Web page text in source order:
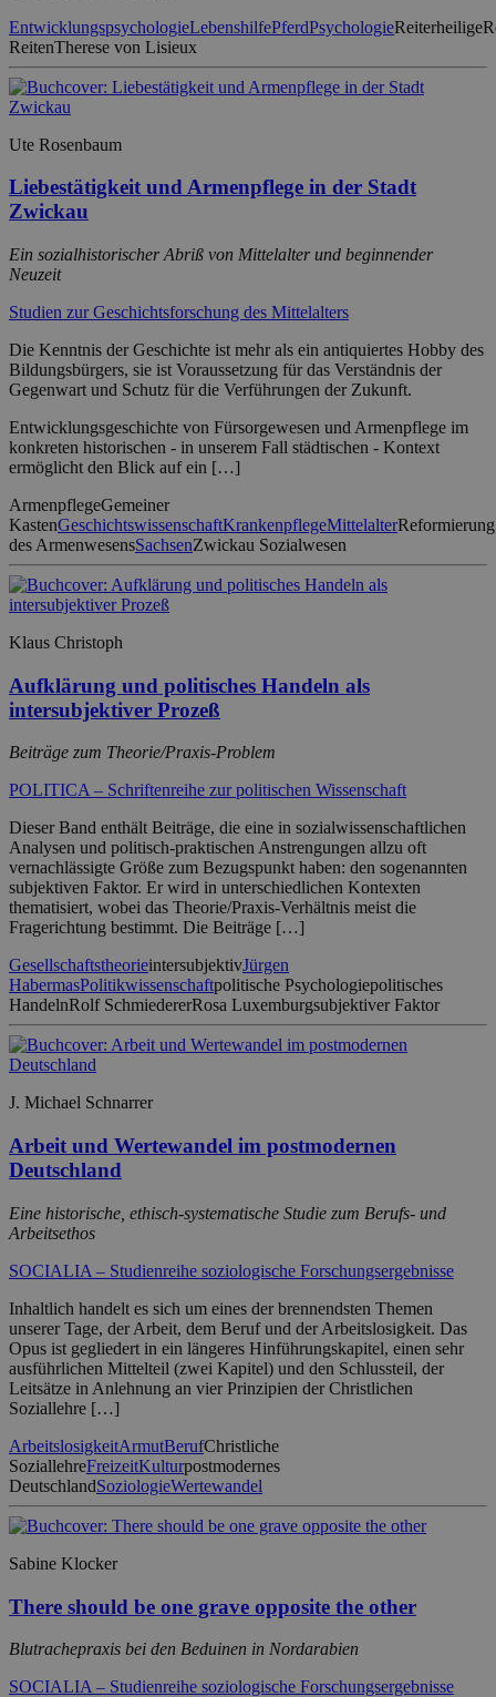
EntwicklungspsychologieLebenshilfePferdPsychologieReiterheilige
ReitenTherese von Lisieux
Ute Rosenbaum
Liebestätigkeit und Armenpflege in der Stadt
Zwickau
Ein sozialhistorischer Abriß von Mittelalter und beginnender
Neuzeit
Studien zur Geschichtsforschung des Mittelalters
Die Kenntnis der Geschichte ist mehr als ein antiquiertes Hobby des
Bildungsbürgers, sie ist Voraussetzung für das Verständnis der
Gegenwart und Schutz für die Verführungen der Zukunft.
Entwicklungsgeschichte von Fürsorgewesen und Armenpflege im
konkreten historischen - in unserem Fall städtischen - Kontext
ermöglicht den Blick auf ein […]
ArmenpflegeGemeiner
KastenGeschichtswissenschaftKrankenpflegeMittelalterReformierung
des ArmenwesensSachsenZwickau Sozialwesen
Klaus Christoph
Aufklärung und politisches Handeln als
intersubjektiver Prozeß
Beiträge zum Theorie/Praxis-Problem
POLITICA – Schriftenreihe zur politischen Wissenschaft
Dieser Band enthält Beiträge, die eine in sozialwissenschaftlichen
Analysen und politisch-praktischen Anstrengungen allzu oft
vernachlässigte Größe zum Bezugspunkt haben: den sogenannten
subjektiven Faktor. Er wird in unterschiedlichen Kontexten
thematisiert, wobei das Theorie/Praxis-Verhältnis meist die
Fragerichtung bestimmt. Die Beiträge […]
GesellschaftstheorieintersubjektivJürgen
HabermasPolitikwissenschaftpolitische Psychologiepolitisches
HandelnRolf SchmiedererRosa Luxemburgsubjektiver Faktor
J. Michael Schnarrer
Arbeit und Wertewandel im postmodernen
Deutschland
Eine historische, ethisch-systematische Studie zum Berufs- und
Arbeitsethos
SOCIALIA – Studienreihe soziologische Forschungsergebnisse
Inhaltlich handelt es sich um eines der brennendsten Themen
unserer Tage, der Arbeit, dem Beruf und der Arbeitslosigkeit. Das
Opus ist gegliedert in ein längeres Hinführungskapitel, einen sehr
ausführlichen Mittelteil (zwei Kapitel) und den Schlussteil, der
Leitsätze in Anlehnung an vier Prinzipien der Christlichen
Soziallehre […]
ArbeitslosigkeitArmutBerufChristliche
SoziallehreFreizeitKulturpostmodernes
DeutschlandSoziologieWertewandel
Sabine Klocker
There should be one grave opposite the other
Blutrachepraxis bei den Beduinen in Nordarabien
SOCIALIA – Studienreihe soziologische Forschungsergebnisse